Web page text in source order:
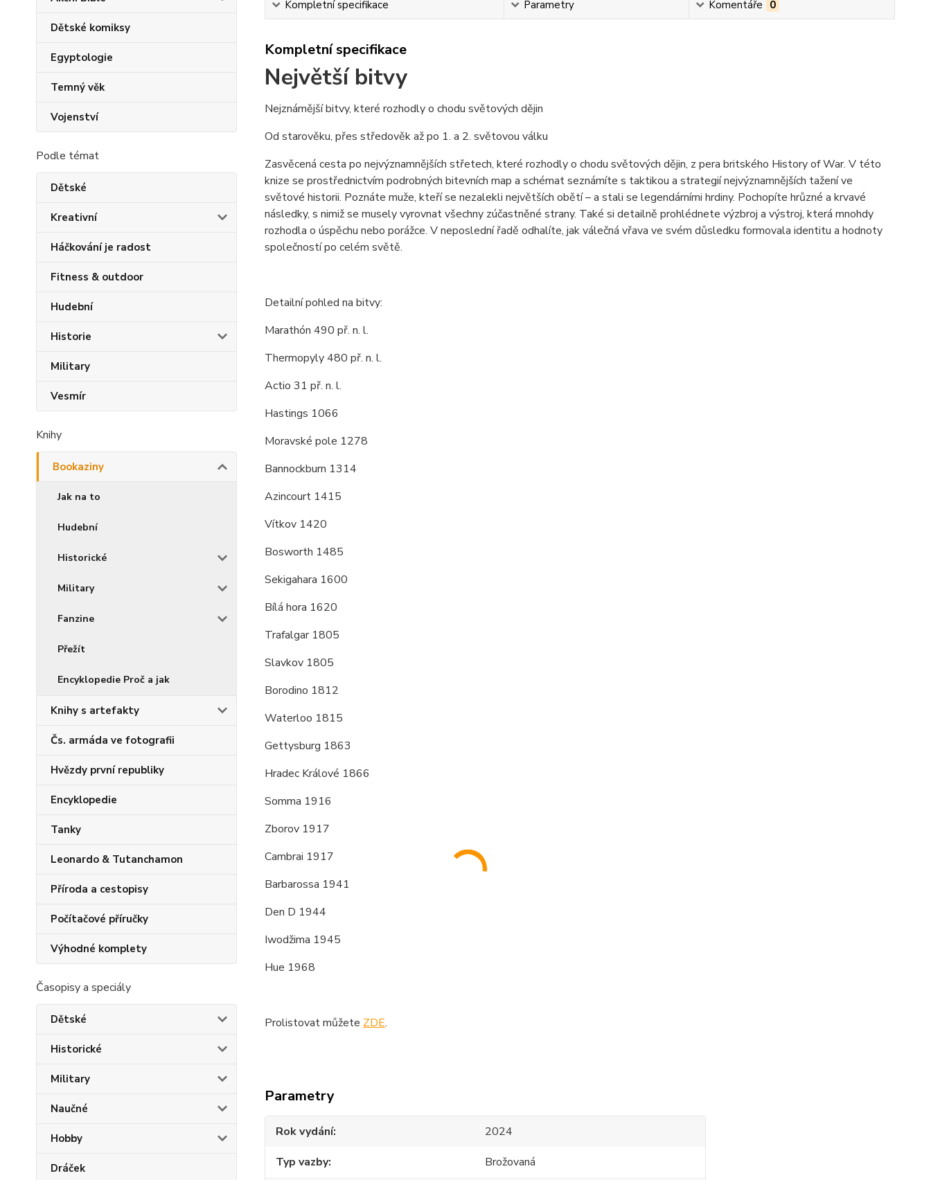
Dětské komiksy
Egyptologie
Temný věk
Vojenství
Podle témat
Dětské
Kreativní
Háčkování je radost
Fitness & outdoor
Hudební
Historie
Military
Vesmír
Knihy
Bookaziny
Jak na to
Hudební
Historické
Military
Fanzine
Přežít
Encyklopedie Proč a jak
Knihy s artefakty
Čs. armáda ve fotografii
Hvězdy první republiky
Encyklopedie
Tanky
Leonardo & Tutanchamon
Příroda a cestopisy
Počítačové příručky
Výhodné komplety
Časopisy a speciály
Dětské
Historické
Military
Naučné
Hobby
Dráček
Kompletní specifikace Parametry Komentáře 0
Kompletní specifikace
Největší bitvy
Nejznámější bitvy, které rozhodly o chodu světových dějin
Od starověku, přes středověk až po 1. a 2. světovou válku
Zasvěcená cesta po nejvýznamnějších střetech, které rozhodly o chodu světových dějin, z pera britského History of War. V této
knize se prostřednictvím podrobných bitevních map a schémat seznámíte s taktikou a strategií nejvýznamnějších tažení ve
světové historii. Poznáte muže, kteří se nezalekli největších obětí – a stali se legendárními hrdiny. Pochopíte hrůzné a krvavé
následky, s nimiž se musely vyrovnat všechny zúčastněné strany. Také si detailně prohlédnete výzbroj a výstroj, která mnohdy
rozhodla o úspěchu nebo porážce. V neposlední řadě odhalíte, jak válečná vřava ve svém důsledku formovala identitu a hodnoty
společností po celém světě.
Detailní pohled na bitvy:
Marathón 490 př. n. l.
Thermopyly 480 př. n. l.
Actio 31 př. n. l.
Hastings 1066
Moravské pole 1278
Bannockburn 1314
Azincourt 1415
Vítkov 1420
Bosworth 1485
Sekigahara 1600
Bílá hora 1620
Trafalgar 1805
Slavkov 1805
Borodino 1812
Waterloo 1815
Gettysburg 1863
Hradec Králové 1866
Somma 1916
Zborov 1917
Cambrai 1917
Barbarossa 1941
Den D 1944
Iwodžima 1945
Hue 1968
Prolistovat můžete ZDE.
Parametry
Rok vydání
2024
Typ vazby
Brožovaná